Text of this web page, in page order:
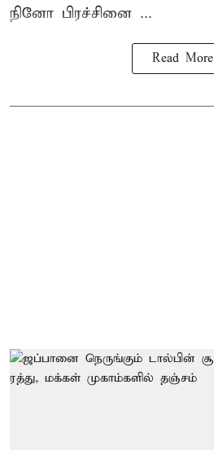
நினோ பிரச்சினை ...
Read More